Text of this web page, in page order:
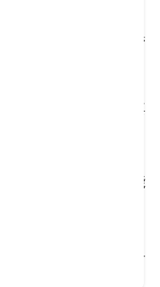
助你的身体产生褪黑
睡眠。
、薄荷）
静心灵和身体。尤其
你更容易入睡。
小杯的酸樱桃汁可能
多糖分。
（姜黄与牛
并可能减少炎症。